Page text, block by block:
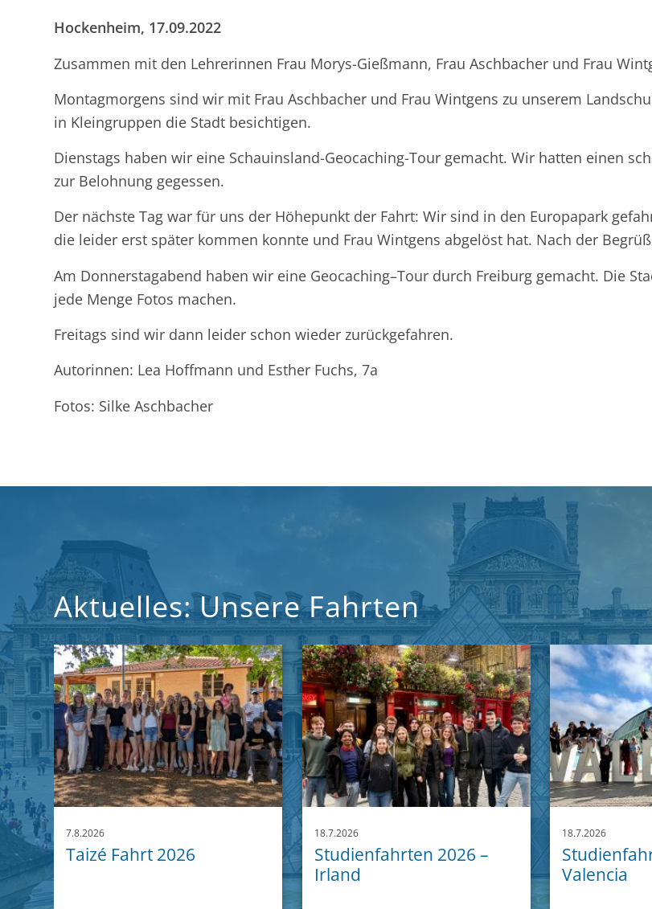
Hockenheim, 17.09.2022
Zusammen mit den Lehrerinnen Frau Morys-Gießmann, Frau Aschbacher und Frau
Montagmorgens sind wir mit Frau Aschbacher und Frau Wintgens zu unserem
in Kleingruppen die Stadt besichtigen.
Dienstags haben wir eine Schauinsland-Geocaching-Tour gemacht. Wir hatten einen
zur Belohnung gegessen.
Der nächste Tag war für uns der Höhepunkt der Fahrt: Wir sind in den Europapark
die leider erst später kommen konnte und Frau Wintgens abgelöst hat. Nach der
Am Donnerstagabend haben wir eine Geocaching–Tour durch Freiburg gemacht. Die
jede Menge Fotos machen.
Freitags sind wir dann leider schon wieder zurückgefahren.
Autorinnen: Lea Hoffmann und Esther Fuchs, 7a
Fotos: Silke Aschbacher
Aktuelles: Unsere Fahrten
7.8.2026
Taizé Fahrt 2026
18.7.2026
Studienfahrten 2026 –
Irland
18.7.2026
Valencia